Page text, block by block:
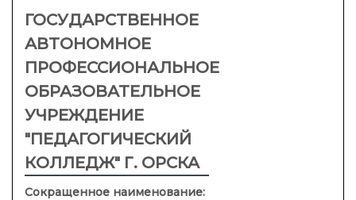
ГОСУДАРСТВЕННОЕ
АВТОНОМНОЕ
ПРОФЕССИОНАЛЬНОЕ
ОБРАЗОВАТЕЛЬНОЕ
УЧРЕЖДЕНИЕ
"ПЕДАГОГИЧЕСКИЙ
КОЛЛЕДЖ" Г. ОРСКА
Сокращенное наименование: